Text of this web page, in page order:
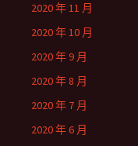
2020 年 11 月
2020 年 10 月
2020 年 9 月
2020 年 8 月
2020 年 7 月
2020 年 6 月